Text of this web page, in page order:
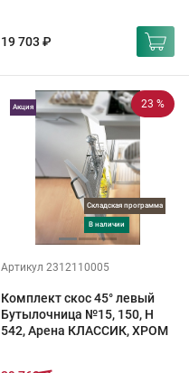
19 703 ₽
23 %
Складская программа
в наличии
Акция
Артикул 2312110005
Комплект скос 45° левый
Бутылочница №15, 150, H
542, Арена КЛАССИК, ХРОМ